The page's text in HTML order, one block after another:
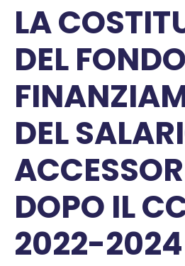
LA
DEL
DEL
DOPO IL
2022-2024